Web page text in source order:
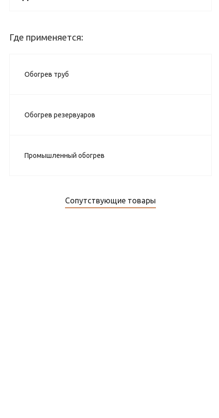
Где применяется:
Обогрев труб
Обогрев резервуаров
Промышленный обогрев
Сопутствующие товары